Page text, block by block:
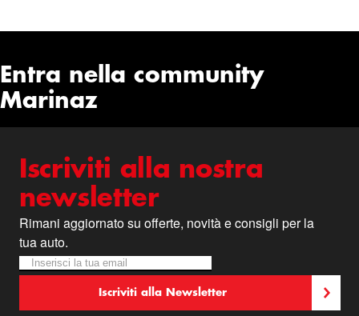
Entra nella community
Marinaz
Iscriviti alla nostra
newsletter
Rimani aggiornato su offerte, novità e consigli per la
tua auto.
Newsletter
Iscriviti alla nostra Newsletter:
Iscriviti alla Newsletter